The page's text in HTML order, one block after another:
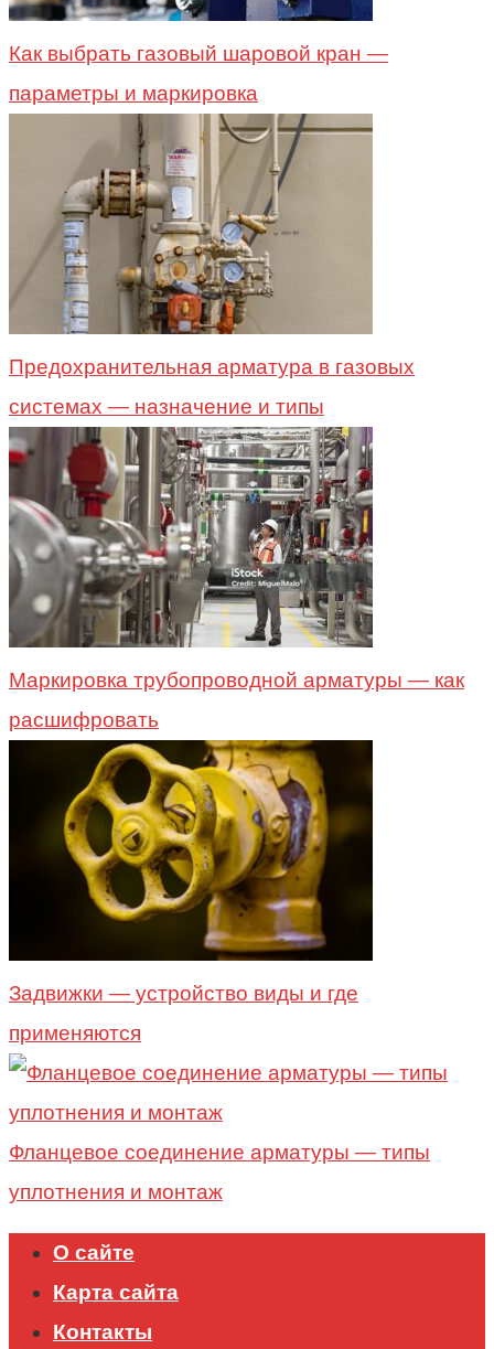
Как выбрать газовый шаровой кран —
параметры и маркировка
Предохранительная арматура в газовых
системах — назначение и типы
Маркировка трубопроводной арматуры — как
расшифровать
Задвижки — устройство виды и где
применяются
Фланцевое соединение арматуры — типы
уплотнения и монтаж
О сайте
Карта сайта
Контакты